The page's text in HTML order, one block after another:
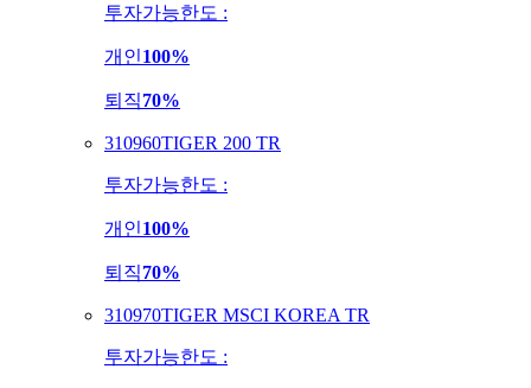
투자가능한도 :
개인100%
퇴직70%
310960TIGER 200 TR
투자가능한도 :
개인100%
퇴직70%
310970TIGER MSCI KOREA TR
투자가능한도 :